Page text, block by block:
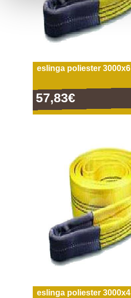
eslinga poliester 3000x6
57,83€
eslinga poliester 3000x4